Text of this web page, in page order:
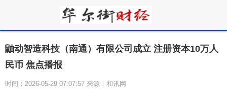
鼬动智造科技（南通）有限公司成立 注册资本10万人
民币 焦点播报
时间：2026-05-29 07:07:57 来源：和讯网